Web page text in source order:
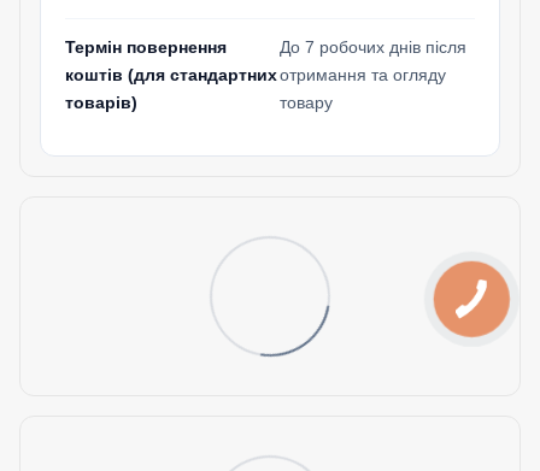
Термін повернення
коштів (для стандартних
товарів)
До 7 робочих днів після
отримання та огляду
товару